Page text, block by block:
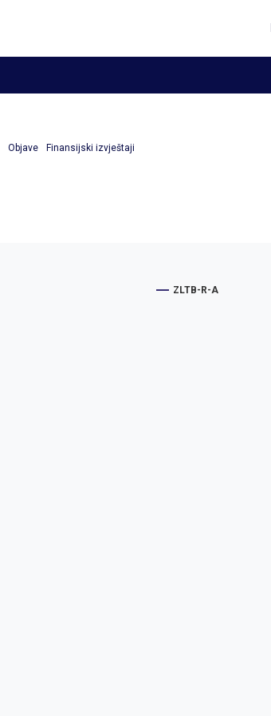
Objave Finansijski izvještaji
ZLTB-R-A